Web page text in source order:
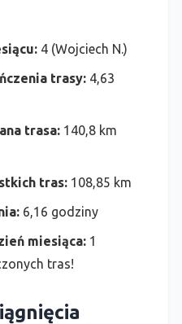
4 (Wojciech N.)
trasy: 4,63
trasa: 140,8 km
tras: 108,85 km
6,16 godziny
miesiąca: 1
tras!